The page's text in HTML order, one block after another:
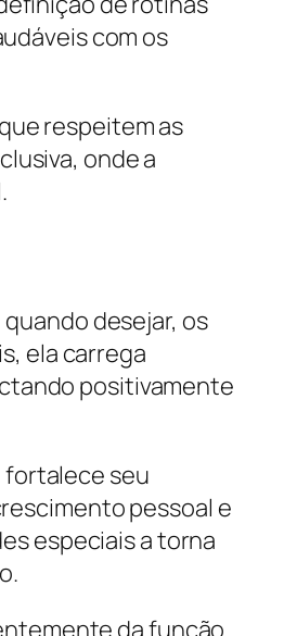
com os
respeitem as
onde a
desejar, os
ela carrega
positivamente
fortalece seu
pessoal e
especiais a torna
da função